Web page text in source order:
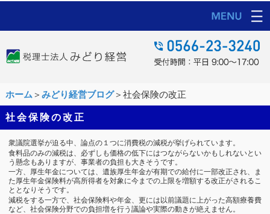
ホーム ＞ みどり経営ブログ＞社会保険の改正
社会保険の改正
衆議院選挙が迫る中、論点の１つに消費税の減税が挙げられています。
食料品のみの減税は、必ずしも価格の低下にはつながらないかもしれないとい
う懸念もありますが、事業者の負担も大きそうです。
一方、厚生年金については、遺族厚生年金が有期での給付に一部改正され、ま
た厚生年金保険料が高所得者を対象に今までの上限を増額する改正がされるこ
ととなりそうです。
減税をする一方で、社会保険料や年金、更には以前議題に上がった高額療養費
など、社会保険分野での負担増を行う議論や実際の動きが絶えません。